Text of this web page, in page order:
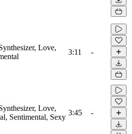
Love,
3:11 -
Love,
Sentimental, Sexy
3:45 -